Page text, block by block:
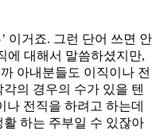
이거죠. 그런 단어 쓰면 안
에 대해서 말씀하셨지만,
아내분들도 이직이나 전
의 경우의 수가 있을 텐
전직을 하려고 하는데
하는 주부일 수 있잖아